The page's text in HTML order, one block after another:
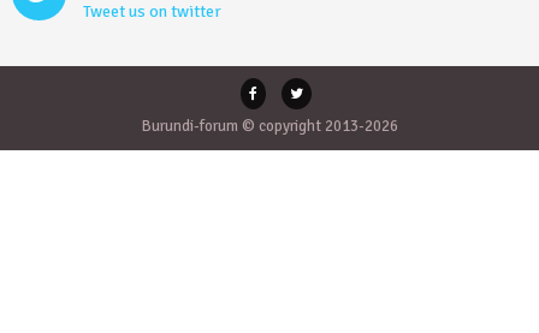
Tweet us on twitter
Burundi-forum © copyright 2013-2026